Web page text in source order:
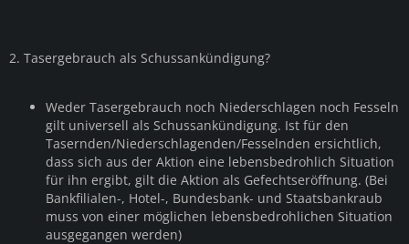
2. Tasergebrauch als Schussankündigung?
Weder Tasergebrauch noch Niederschlagen noch Fesseln
gilt universell als Schussankündigung. Ist für den
Tasernden/Niederschlagenden/Fesselnden ersichtlich,
dass sich aus der Aktion eine lebensbedrohlich Situation
für ihn ergibt, gilt die Aktion als Gefechtseröffnung. (Bei
Bankfilialen-, Hotel-, Bundesbank- und Staatsbankraub
muss von einer möglichen lebensbedrohlichen Situation
ausgegangen werden)